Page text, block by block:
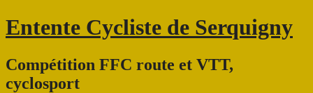
Entente Cycliste de Serquigny
Compétition FFC route et VTT,
cyclosport